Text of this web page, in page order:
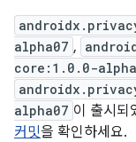
alpha07 ,
core:1.0.0-
alpha07 이 출시되
커밋을 확인하세요.